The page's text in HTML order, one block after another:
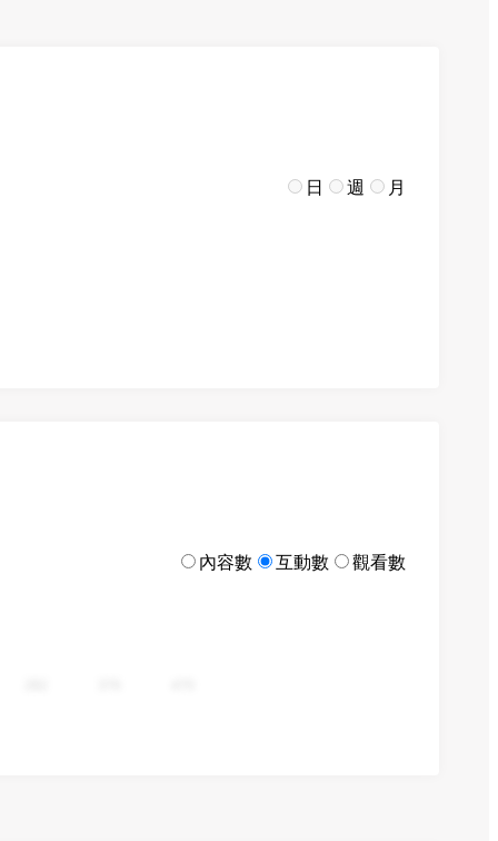
日 週 月
內容數 互動數 觀看數